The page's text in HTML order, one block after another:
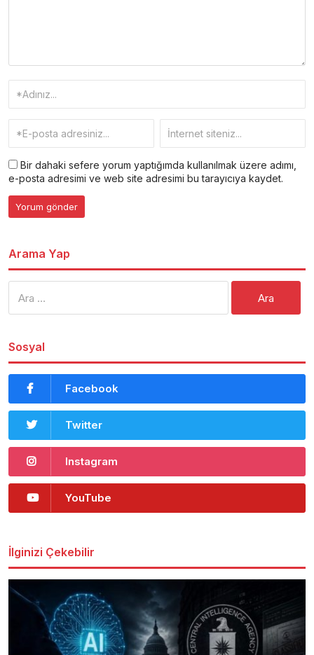
Bir dahaki sefere yorum yaptığımda kullanılmak üzere adımı,
e-posta adresimi ve web site adresimi bu tarayıcıya kaydet.
Arama Yap
Sosyal
Facebook
Twitter
Instagram
YouTube
İlginizi Çekebilir